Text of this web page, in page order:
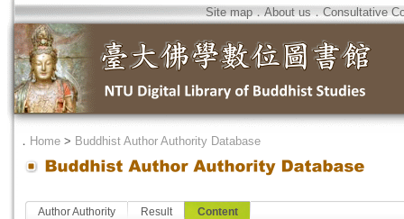
Site map．About us．Consultative
． Home > Buddhist Author Authority Database
Author Authority Result Content